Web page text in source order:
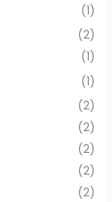
(1)
(2)
(1)
(1)
(2)
(2)
(2)
(2)
(2)